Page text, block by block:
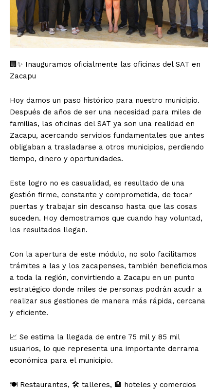
🏢✨ Inauguramos oficialmente las oficinas del SAT en
Zacapu
Hoy damos un paso histórico para nuestro municipio.
Después de años de ser una necesidad para miles de
familias, las oficinas del SAT ya son una realidad en
Zacapu, acercando servicios fundamentales que antes
obligaban a trasladarse a otros municipios, perdiendo
tiempo, dinero y oportunidades.
Este logro no es casualidad, es resultado de una
gestión firme, constante y comprometida, de tocar
puertas y trabajar sin descanso hasta que las cosas
suceden. Hoy demostramos que cuando hay voluntad,
los resultados llegan.
Con la apertura de este módulo, no solo facilitamos
trámites a las y los zacapenses, también beneficiamos
a toda la región, convirtiendo a Zacapu en un punto
estratégico donde miles de personas podrán acudir a
realizar sus gestiones de manera más rápida, cercana
y eficiente.
📈 Se estima la llegada de entre 75 mil y 85 mil
usuarios, lo que representa una importante derrama
económica para el municipio.
🍽️ Restaurantes, 🛠️ talleres, 🏨 hoteles y comercios